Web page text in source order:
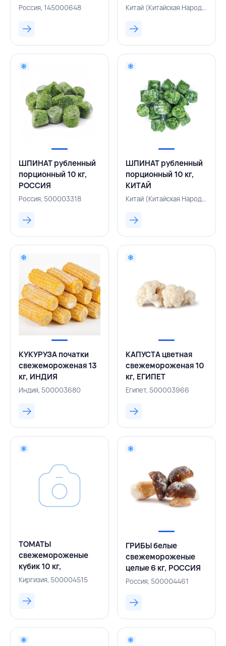
Россия, 145000648 Китай (Китайская Народная Республика), 500003024
ШПИНАТ рубленный
порционный 10 кг,
РОССИЯ
Россия, 500003318
ШПИНАТ рубленный
порционный 10 кг,
КИТАЙ
Китай (Китайская Народная Республика), 500003625
КУКУРУЗА початки
свежемороженая 13
кг, ИНДИЯ
Индия, 500003680
КАПУСТА цветная
свежемороженая 10
кг, ЕГИПЕТ
Египет, 500003966
ТОМАТЫ
свежемороженые
кубик 10 кг,
КЫРГЫЗСКАЯ
Киргизия, 500004515
ГРИБЫ белые
свежемороженые
целые 6 кг, РОССИЯ
Россия, 500004461